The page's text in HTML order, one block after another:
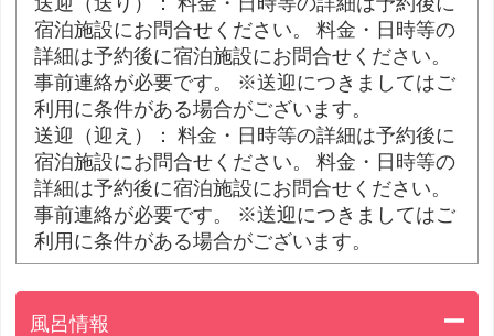
宿泊施設にお問合せください。 料金・日時等の
詳細は予約後に宿泊施設にお問合せください。
事前連絡が必要です。 ※送迎につきましてはご
利用に条件がある場合がございます。
送迎（迎え）： 料金・日時等の詳細は予約後に
宿泊施設にお問合せください。 料金・日時等の
詳細は予約後に宿泊施設にお問合せください。
事前連絡が必要です。 ※送迎につきましてはご
利用に条件がある場合がございます。
風呂情報